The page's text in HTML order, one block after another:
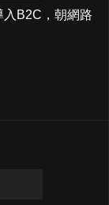
B2C，朝網路